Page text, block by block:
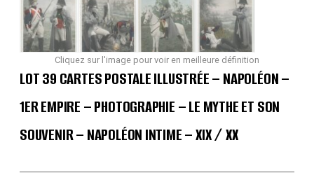
Cliquez sur l'image pour voir en meilleure définition
LOT 39 CARTES POSTALE ILLUSTRÉE – NAPOLÉON –
1ER EMPIRE – PHOTOGRAPHIE – LE MYTHE ET SON
SOUVENIR – NAPOLÉON INTIME – XIX / XX